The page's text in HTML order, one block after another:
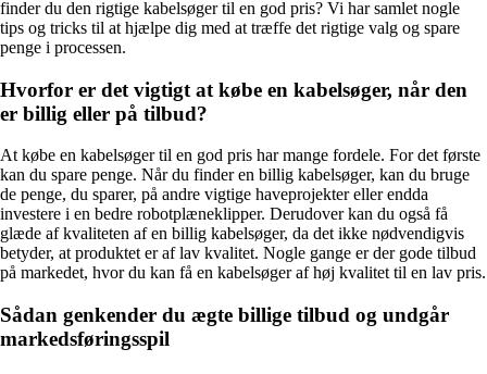
finder du den rigtige kabelsøger til en god pris? Vi har samlet nogle
tips og tricks til at hjælpe dig med at træffe det rigtige valg og spare
penge i processen.
Hvorfor er det vigtigt at købe en kabelsøger, når den
er billig eller på tilbud?
At købe en kabelsøger til en god pris har mange fordele. For det første
kan du spare penge. Når du finder en billig kabelsøger, kan du bruge
de penge, du sparer, på andre vigtige haveprojekter eller endda
investere i en bedre robotplæneklipper. Derudover kan du også få
glæde af kvaliteten af en billig kabelsøger, da det ikke nødvendigvis
betyder, at produktet er af lav kvalitet. Nogle gange er der gode tilbud
på markedet, hvor du kan få en kabelsøger af høj kvalitet til en lav pris.
Sådan genkender du ægte billige tilbud og undgår
markedsføringsspil